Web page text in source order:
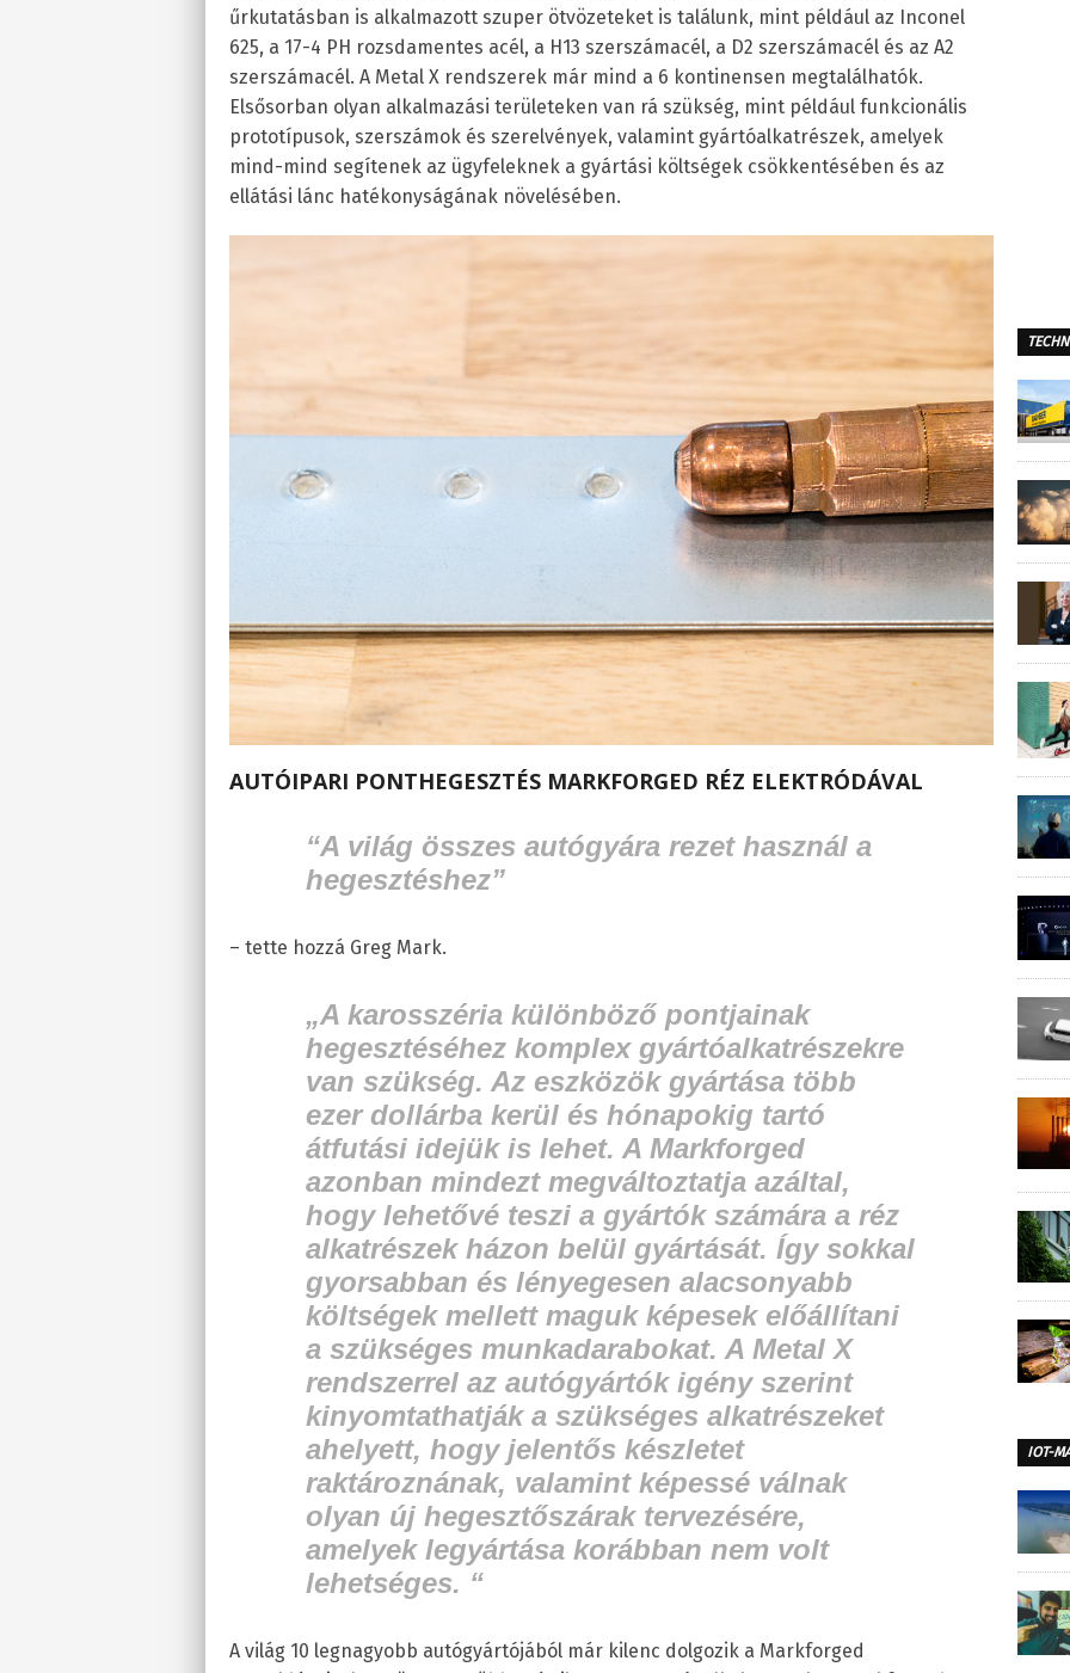
űrkutatásban is alkalmazott szuper ötvözeteket is találunk, mint például az Inconel
625, a 17-4 PH rozsdamentes acél, a H13 szerszámacél, a D2 szerszámacél és az A2
szerszámacél. A Metal X rendszerek már mind a 6 kontinensen megtalálhatók.
Elsősorban olyan alkalmazási területeken van rá szükség, mint például funkcionális
prototípusok, szerszámok és szerelvények, valamint gyártóalkatrészek, amelyek
mind-mind segítenek az ügyfeleknek a gyártási költségek csökkentésében és az
ellátási lánc hatékonyságának növelésében.
AUTÓIPARI PONTHEGESZTÉS MARKFORGED RÉZ ELEKTRÓDÁVAL
“A világ összes autógyára rezet használ a
hegesztéshez”
– tette hozzá Greg Mark.
„A karosszéria különböző pontjainak
hegesztéséhez komplex gyártóalkatrészekre
van szükség. Az eszközök gyártása több
ezer dollárba kerül és hónapokig tartó
átfutási idejük is lehet. A Markforged
azonban mindezt megváltoztatja azáltal,
hogy lehetővé teszi a gyártók számára a réz
alkatrészek házon belül gyártását. Így sokkal
gyorsabban és lényegesen alacsonyabb
költségek mellett maguk képesek előállítani
a szükséges munkadarabokat. A Metal X
rendszerrel az autógyártók igény szerint
kinyomtathatják a szükséges alkatrészeket
ahelyett, hogy jelentős készletet
raktároznának, valamint képessé válnak
olyan új hegesztőszárak tervezésére,
amelyek legyártása korábban nem volt
lehetséges. “
A világ 10 legnagyobb autógyártójából már kilenc dolgozik a Markforged
IOT-